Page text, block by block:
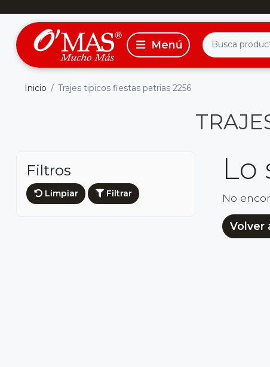
Inicio Trajes tipicos fiestas patrias 2256
Filtros
Limpiar Filtrar
Lo
No
Volver